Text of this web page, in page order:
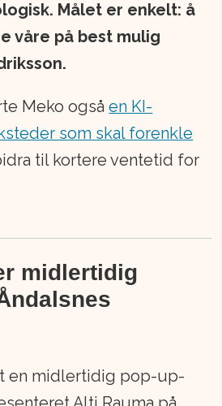
Målet er enkelt: å
våre på best mulig
Meko ogsåen KI-
som skal forenkle
til kortere ventetid for
midlertidig
en midlertidig pop-up-